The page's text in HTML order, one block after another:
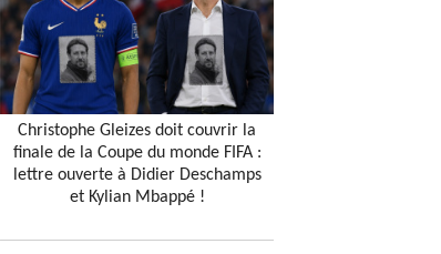
Christophe Gleizes doit couvrir la
finale de la Coupe du monde FIFA :
lettre ouverte à Didier Deschamps
et Kylian Mbappé !